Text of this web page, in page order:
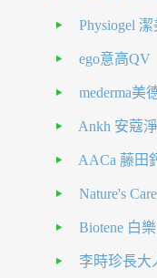
Physiogel
ego意高QV
mederma美
Ankh 安蔻
AACa 藤田
Nature's
Biotene 白
李時珍長大